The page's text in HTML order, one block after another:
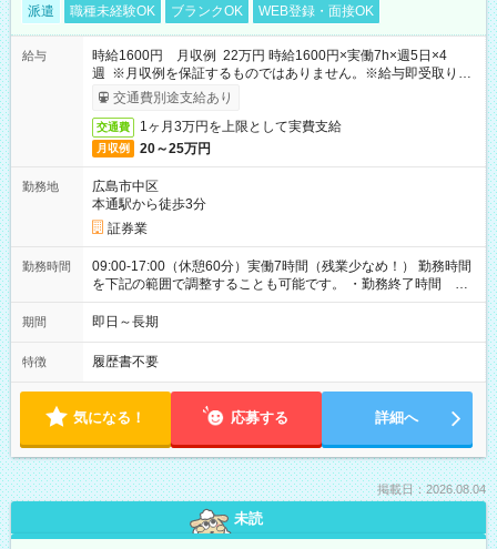
派遣 職種未経験OK ブランクOK WEB登録・面接OK
給与
時給1600円 月収例 22万円 時給1600円×実働7h×週5日×4
週 ※月収例を保証するものではありません。※給与即受取りサ
ービス利用可（利用条件有）
交通費別途支給あり
交通費 1ヶ月3万円を上限として実費支給
月収例 20～25万円
勤務地
広島市中区
本通駅から徒歩3分
証券業
勤務時間
09:00-17:00（休憩60分）実働7時間（残業少なめ！） 勤務時間
を下記の範囲で調整することも可能です。 ・勤務終了時間
15:30～17:00 ・実働 05:30～07:00
期間 即日～長期
特徴 履歴書不要
気になる！ 応募する 詳細へ
掲載日：2026.08.04
未読